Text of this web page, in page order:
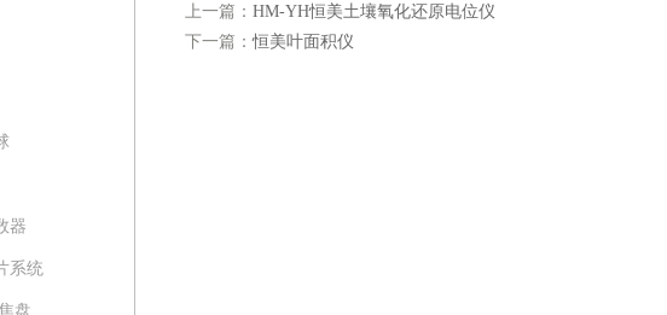
器
系统
盘
上一篇： HM-YH恒美土壤氧化还原电位仪
下一篇：恒美叶面积仪